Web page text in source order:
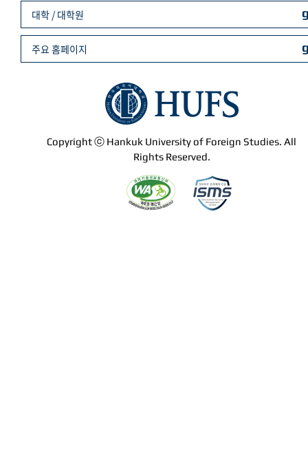
Copyright ⓒ Hankuk University of Foreign Studies. All
Rights Reserved.
대학 / 대학원
주요 홈페이지